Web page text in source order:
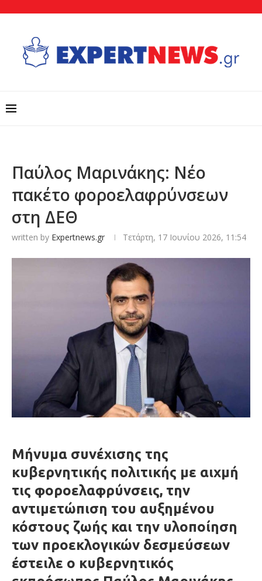
Παύλος Μαρινάκης: Νέο
πακέτο φοροελαφρύνσεων
στη ΔΕΘ
written by Expertnews.gr Τετάρτη, 17 Ιουνίου 2026, 11:54
Μήνυμα συνέχισης της
κυβερνητικής πολιτικής με αιχμή
τις φοροελαφρύνσεις, την
αντιμετώπιση του αυξημένου
κόστους ζωής και την υλοποίηση
των προεκλογικών δεσμεύσεων
έστειλε ο κυβερνητικός